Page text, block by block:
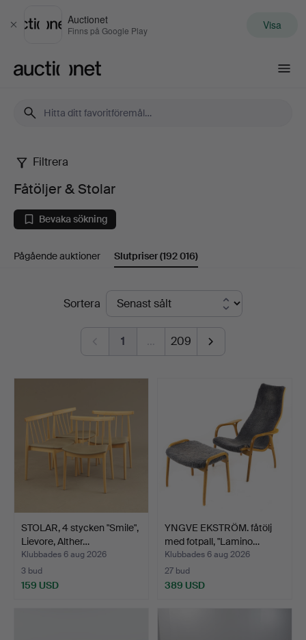
Stäng
Auctionet
Finns på Google Play Visa
Fåtöljer
Stolar
Filtrera
Fåtöljer & Stolar
Bevaka sökning
Pågående auktioner Slutpriser(192 016)
SlutpriserSortera
1 … 209
STOLAR, 4 stycken "Smile",
Lievore, Alther…
Klubbades 6 aug 2026
3 bud
159 USD
YNGVE EKSTRÖM. fåtölj
med fotpall, "Lamino…
Klubbades 6 aug 2026
27 bud
389 USD